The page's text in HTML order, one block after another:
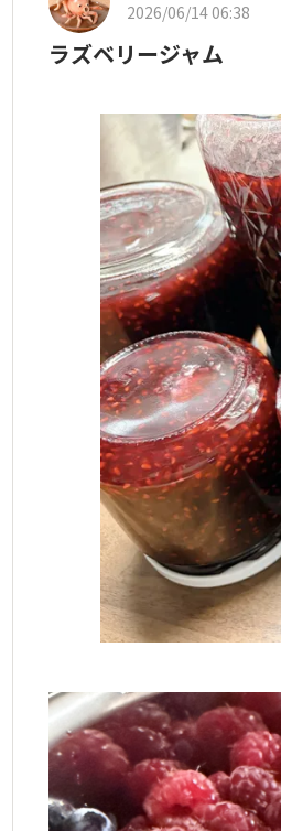
2026/06/14 06:38
ラズベリージャム